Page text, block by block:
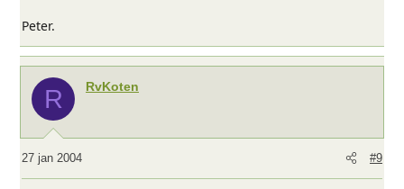
Peter.
R RvKoten
27 jan 2004 #9